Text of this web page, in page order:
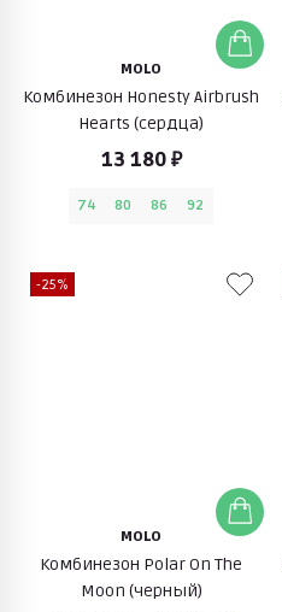
MOLO
Комбинезон Honesty Airbrush
Hearts (сердца)
13 180 ₽
74 80 86 92
-25%
MOLO
Комбинезон Polar On The
Moon (черный)